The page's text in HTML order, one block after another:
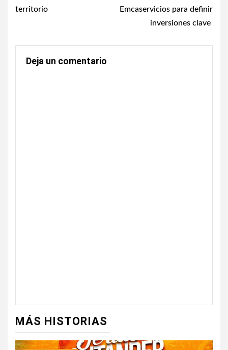
territorio
Emcaservicios para definir
inversiones clave
Deja un comentario
MÁS HISTORIAS